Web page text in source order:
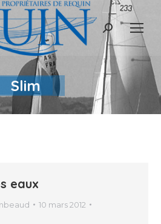
Recherche
Slim
eaux
10 mars 2012